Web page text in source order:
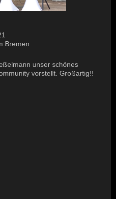
Bremen
unser schönes
vorstellt. Großartig!!